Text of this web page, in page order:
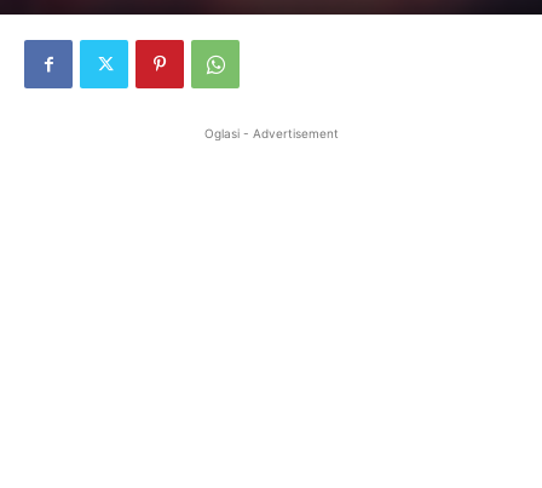
Oglasi - Advertisement